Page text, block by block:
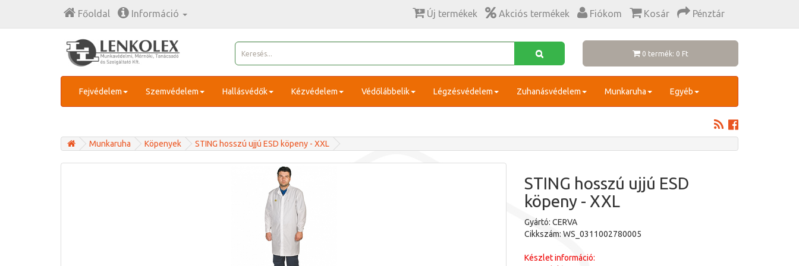
Főoldal Információ Új termékek Akciós termékek Fiókom Kosár Pénztár
0 termék: 0 Ft
Fejvédelem Szemvédelem Hallásvédők Kézvédelem Védőlábbelik Légzésvédelem Zuhanásvédelem Munkaruha Egyéb
Munkaruha Köpenyek STING hosszú ujjú ESD köpeny - XXL
STING hosszú ujjú ESD
köpeny - XXL
Gyártó: CERVA
Cikkszám: WS_0311002780005
Készlet információ: